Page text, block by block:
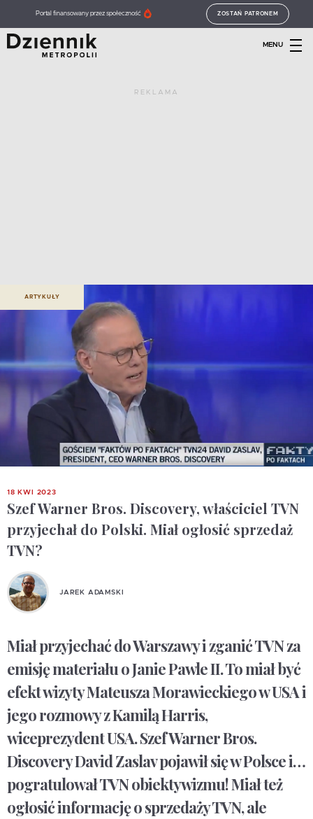
Portal finansowany przez społeczność ZOSTAŃ PATRONEM
MENU
REKLAMA
ARTYKUŁY
18 KWI 2023
Szef Warner Bros. Discovery, właściciel TVN
przyjechał do Polski. Miał ogłosić sprzedaż
TVN?
JAREK ADAMSKI
Miał przyjechać do Warszawy i zganić TVN za
emisję materiału o Janie Pawle II. To miał być
efekt wizyty Mateusza Morawieckiego w USA i
jego rozmowy z Kamilą Harris,
wiceprezydent USA. Szef Warner Bros.
Discovery David Zaslav pojawił się w Polsce i…
pogratulował TVN obiektywizmu! Miał też
ogłosić informację o sprzedaży TVN, ale